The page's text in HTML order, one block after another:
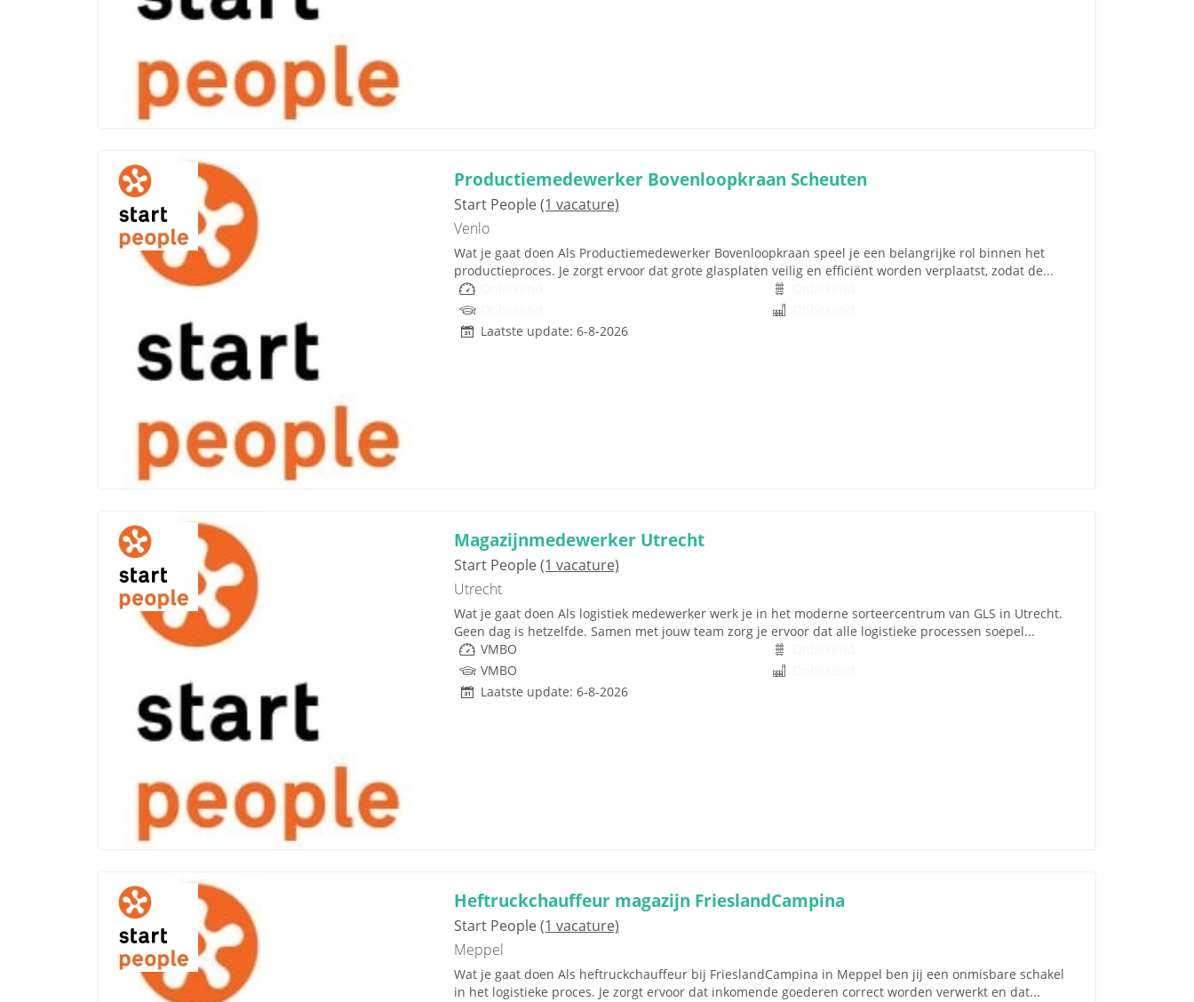
Productiemedewerker Bovenloopkraan Scheuten
Start People(1 vacature)
Venlo
Wat je gaat doen Als Productiemedewerker Bovenloopkraan speel je een belangrijke rol binnen het
productieproces. Je zorgt ervoor dat grote glasplaten veilig en efficiënt worden verplaatst, zodat de...
Laatste update: 6-8-2026
Magazijnmedewerker Utrecht
Start People(1 vacature)
Utrecht
Wat je gaat doen Als logistiek medewerker werk je in het moderne sorteercentrum van GLS in Utrecht.
Geen dag is hetzelfde. Samen met jouw team zorg je ervoor dat alle logistieke processen soepel...
VMBO
VMBO
Laatste update: 6-8-2026
Heftruckchauffeur magazijn FrieslandCampina
Start People(1 vacature)
Meppel
Wat je gaat doen Als heftruckchauffeur bij FrieslandCampina in Meppel ben jij een onmisbare schakel
in het logistieke proces. Je zorgt ervoor dat inkomende goederen correct worden verwerkt en dat...